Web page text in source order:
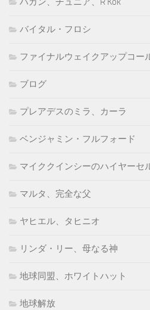
バイタル・フロシ
ファイナルウェイクアップコー
ブログ
プレアデスのミラ、カーラ
ベンジャミン・フルフォード
マイククインシーのハイヤーセ
マルタ、完全な父
ヤヒエル、タヒニオ
リンダ・リー、母なる神
地球同盟、ホワイトハット
地球解放